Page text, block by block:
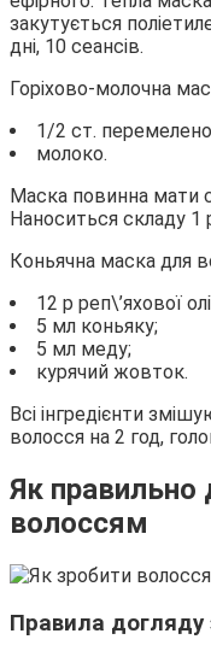
закутується
дні, 10 сеансів.
Горіхово-молочна
1/2 ст.
молоко.
Маска повинна мати
Наноситься складу 1
Коньячна маска для
12 р реп\’яхової
5 мл коньяку;
5 мл меду;
курячий жовток.
Всі інгредієнти
волосся на 2 год,
Як правильно
волоссям
Правила догляду